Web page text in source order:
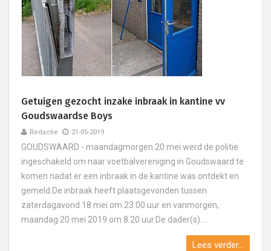
Getuigen gezocht inzake inbraak in kantine vv
Goudswaardse Boys
Redactie 21-05-2019
GOUDSWAARD - maandagmorgen 20 mei werd de politie
ingeschakeld om naar voetbalvereniging in Goudswaard te
komen nadat er een inbraak in de kantine was ontdekt en
gemeld.De inbraak heeft plaatsgevonden tussen
zaterdagavond 18 mei om 23.00 uur en vanmorgen,
maandag 20 mei 2019 om 8.20 uur.De dader(s)....
Lees verder...